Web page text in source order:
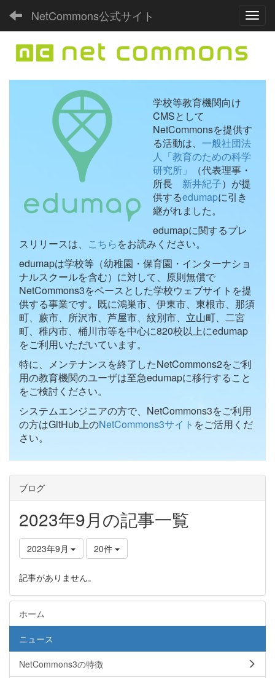
NetCommons公式サイト
学校等教育機関向け
CMSとして
NetCommonsを提供す
る活動は、 一般社団法
人「教育のための科学
研究所」
（代表理事・
所長 新井紀子）が提
供するedumapに引き
継がれました。
edumapに関するプレ
スリリースは、 こちらをお読みください。
edumapは学校等（幼稚園・保育園・インターナショ
ナルスクールを含む）に対して、原則無償で
NetCommons3をベースとした学校ウェブサイトを提
供する事業です。既に鴻巣市、伊東市、東根市、那須
町、蕨市、所沢市、芦屋市、紋別市、立山町、二宮
町、稚内市、桶川市等を中心に820校以上にedumap
をご利用いただいています。
特に、メンテナンスを終了したNetCommons2をご利
用の教育機関のユーザは至急edumapに移行すること
をご検討ください。
システムエンジニアの方で、NetCommons3をご利用
の方はGitHub上のNetCommons3サイト をご活用くだ
さい。
ブログ
2023年9月の記事一覧
2023年9月 20件
記事がありません。
ホーム
ニュース
NetCommons3の特徴